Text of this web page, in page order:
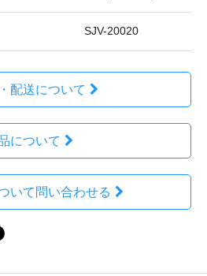
SJV-20020
配送について
について
いて問い合わせる